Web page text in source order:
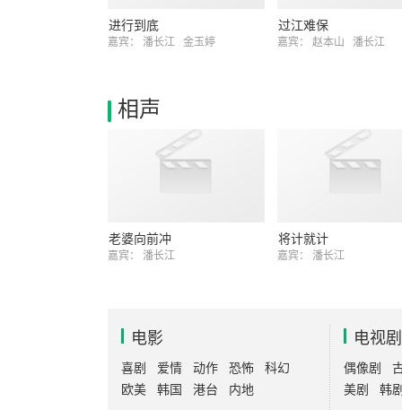
进行到底
嘉宾： 潘长江 金玉婷
过江难保
嘉宾： 赵本山 潘长江
相声
老婆向前冲
嘉宾： 潘长江
将计就计
嘉宾： 潘长江
电影
喜剧 爱情 动作 恐怖
科幻
欧美
韩国 港台 内地
电视剧
偶像剧
美剧
韩